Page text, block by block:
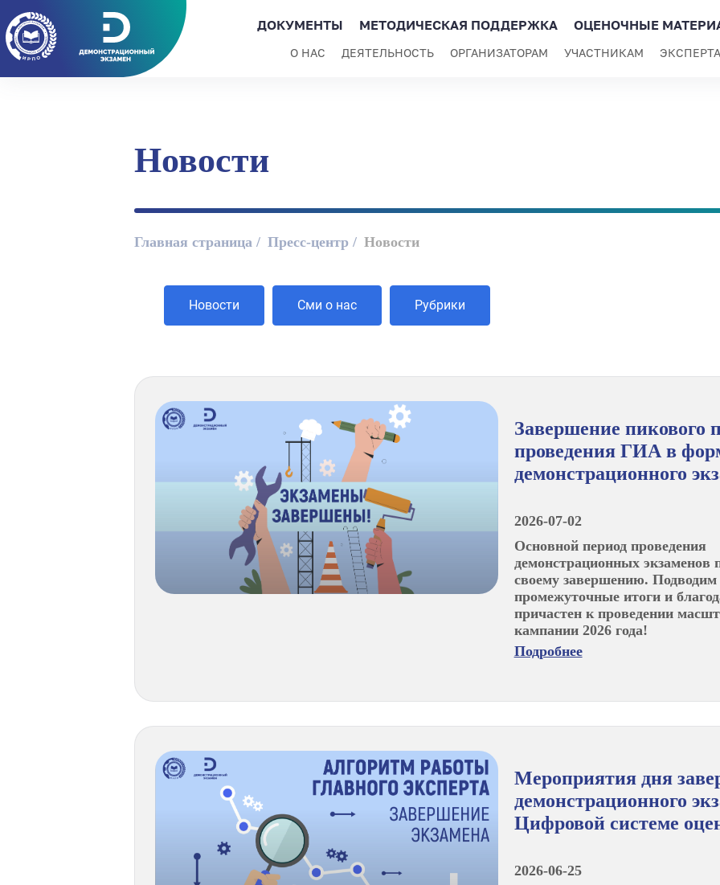
ДОКУМЕНТЫ МЕТОДИЧЕСКАЯ ПОДДЕРЖКА ОЦЕНОЧНЫЕ
О НАС ДЕЯТЕЛЬНОСТЬ ОРГАНИЗАТОРАМ УЧАСТНИКАМ
Новости
Главная страница Пресс-центр Новости
Новости Сми о нас Рубрики
Завершение пикового
проведения ГИА в
демонстрационного
2026-07-02
Основной период проведения
демонстрационных экзаменов
своему завершению. Подводим
промежуточные итоги и
причастен к проведении
кампании 2026 года!
Подробнее
Мероприятия дня
демонстрационного
Цифровой системе
2026-06-25